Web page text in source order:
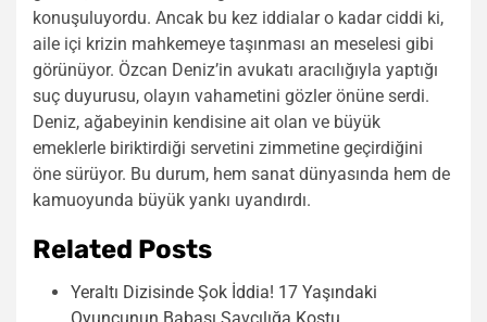
konuşuluyordu. Ancak bu kez iddialar o kadar ciddi ki,
aile içi krizin mahkemeye taşınması an meselesi gibi
görünüyor. Özcan Deniz’in avukatı aracılığıyla yaptığı
suç duyurusu, olayın vahametini gözler önüne serdi.
Deniz, ağabeyinin kendisine ait olan ve büyük
emeklerle biriktirdiği servetini zimmetine geçirdiğini
öne sürüyor. Bu durum, hem sanat dünyasında hem de
kamuoyunda büyük yankı uyandırdı.
Related Posts
Yeraltı Dizisinde Şok İddia! 17 Yaşındaki
Oyuncunun Babası Savcılığa Koştu